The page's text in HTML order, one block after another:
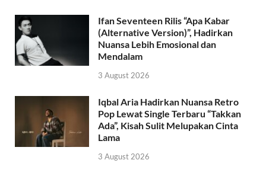
Ifan Seventeen Rilis “Apa Kabar
(Alternative Version)”, Hadirkan
Nuansa Lebih Emosional dan
Mendalam
3 August 2026
Iqbal Aria Hadirkan Nuansa Retro
Pop Lewat Single Terbaru “Takkan
Ada”, Kisah Sulit Melupakan Cinta
Lama
3 August 2026